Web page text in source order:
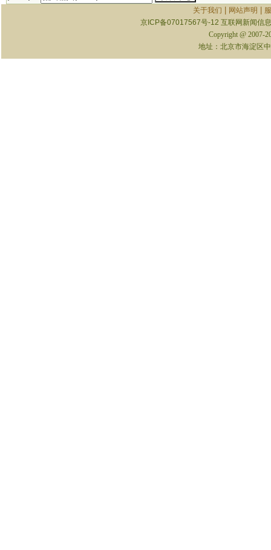
关于我们 | 网站声明 |
京ICP备07017567号-12 互联网新闻信
Copyright @ 2007-
地址：北京市海淀区